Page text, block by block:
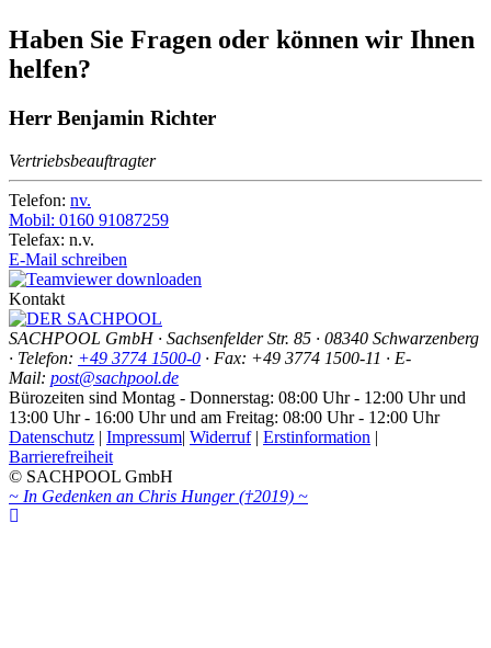
Haben Sie Fragen oder können wir Ihnen
helfen?
Herr Benjamin Richter
Vertriebsbeauftragter
Telefon: nv.
Mobil: 0160 91087259
Telefax: n.v.
E-Mail schreiben
Kontakt
SACHPOOL GmbH · Sachsenfelder Str. 85 · 08340 Schwarzenberg
· Telefon: +49 3774 1500-0 · Fax: +49 3774 1500-11 · E-
Mail: post@sachpool.de
Bürozeiten sind Montag - Donnerstag: 08:00 Uhr - 12:00 Uhr und
13:00 Uhr - 16:00 Uhr und am Freitag: 08:00 Uhr - 12:00 Uhr
Datenschutz | Impressum| Widerruf| Erstinformation |
Barrierefreiheit
© SACHPOOL GmbH
~ In Gedenken an Chris Hunger (†2019) ~